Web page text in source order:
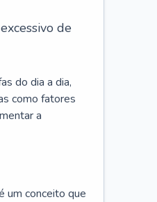
de
do dia a dia,
como fatores
a
um conceito que